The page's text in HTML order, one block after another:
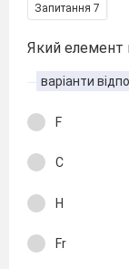
Запитання 7
Який елемент
варіанти
F
C
H
Fr